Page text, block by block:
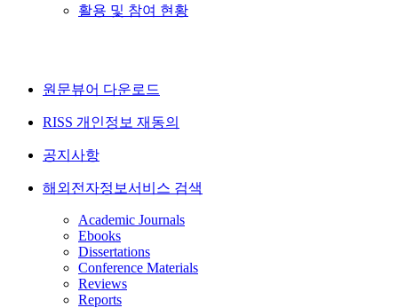
활용 및 참여 현황
원문뷰어 다운로드
RISS 개인정보 재동의
공지사항
해외전자정보서비스 검색
Academic Journals
Ebooks
Dissertations
Conference Materials
Reviews
Reports